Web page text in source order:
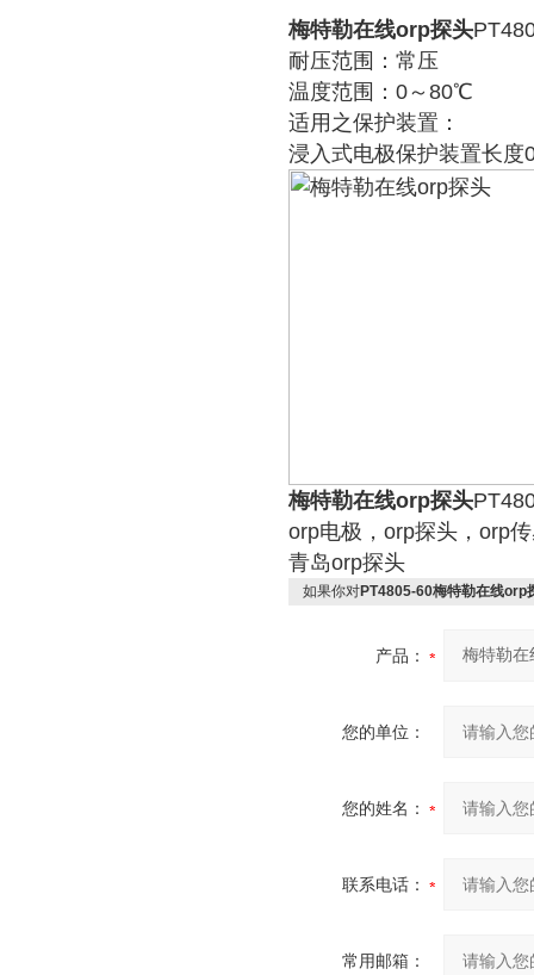
梅特勒在线orp探头
耐压范围：常压
温度范围：0～80℃
适用之保护装置：
浸入式电极保护装置长度
梅特勒在线orp探头
orp电极，orp探头，orp
青岛orp探头
如果你对PT4805-60梅特勒在线orp
产品：
您的单位：
您的姓名：
联系电话：
常用邮箱：